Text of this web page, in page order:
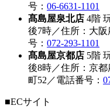
号： 06-6631-1101
髙島屋泉北店 4階
後7時／住所：大
号： 072-293-1101
髙島屋京都店 5階
後8時／住所：京
町52／電話番号：
■ECサイト